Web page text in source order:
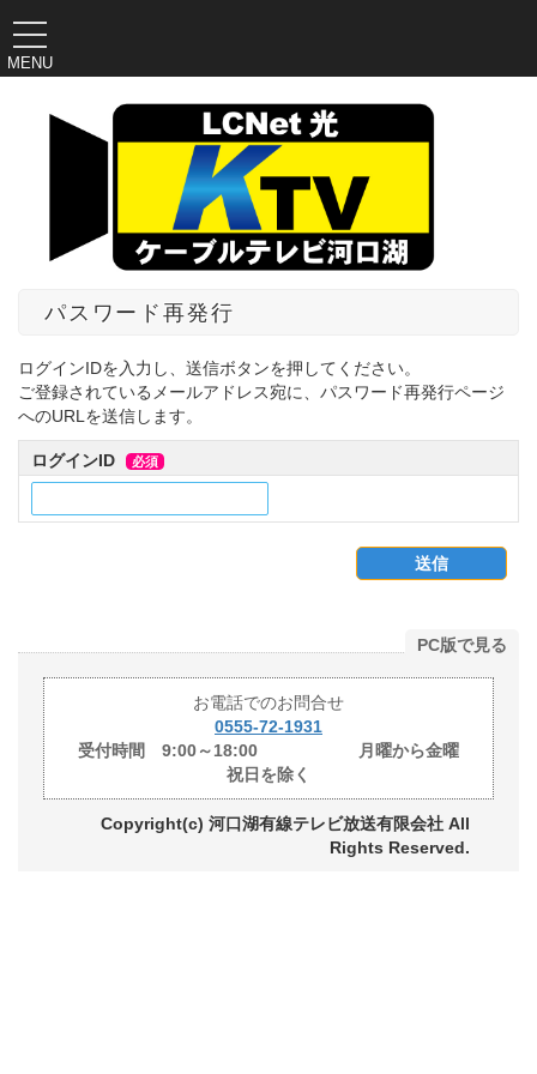
MENU
パスワード再発行
ログインIDを入力し、送信ボタンを押してください。
ご登録されているメールアドレス宛に、パスワード再発行ページ
へのURLを送信します。
ログインID 必須
送信
PC版で見る
お電話でのお問合せ
0555-72-1931
受付時間 9:00～18:00 月曜から金曜
祝日を除く
Copyright(c) 河口湖有線テレビ放送有限会社 All
Rights Reserved.